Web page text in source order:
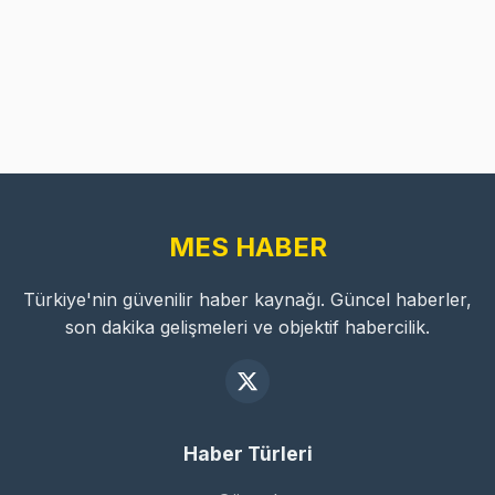
MES HABER
Türkiye'nin güvenilir haber kaynağı. Güncel haberler,
son dakika gelişmeleri ve objektif habercilik.
Haber Türleri